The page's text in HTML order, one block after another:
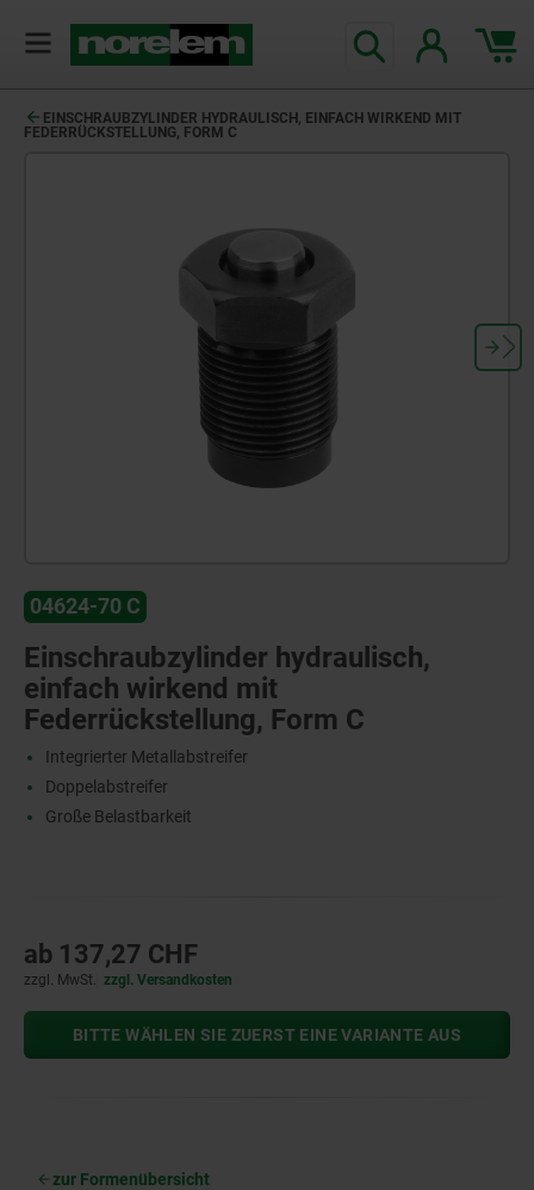
EINSCHRAUBZYLINDER HYDRAULISCH, EINFACH WIRKEND MIT
FEDERRÜCKSTELLUNG, FORM C
04624-70 C
Einschraubzylinder hydraulisch,
einfach wirkend mit
Federrückstellung, Form C
Integrierter Metallabstreifer
Doppelabstreifer
Große Belastbarkeit
ab 137,27 CHF
zzgl. MwSt. zzgl. Versandkosten
BITTE WÄHLEN SIE ZUERST EINE VARIANTE AUS
zur Formenübersicht